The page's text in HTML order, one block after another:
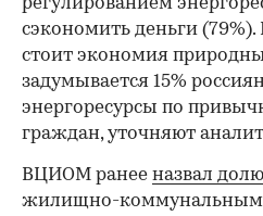
сэкономить деньги
стоит экономия
задумывается 15%
энергоресурсы по
граждан, уточняют
ВЦИОМ ранее назвал долю
жилищно-